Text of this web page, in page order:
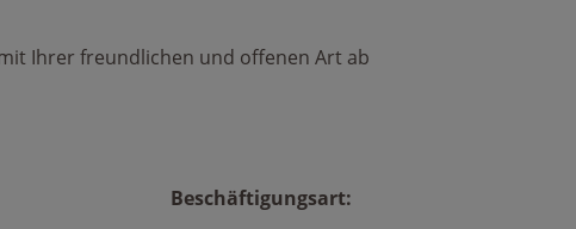
Ihrer freundlichen und offenen Art ab
Beschäftigungsart: